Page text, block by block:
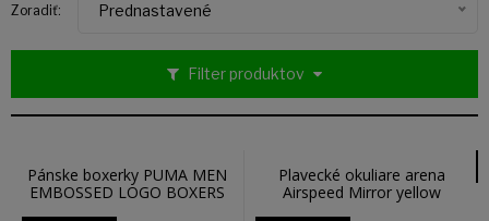
Filter produktov
Zoradiť: Prednastavené
Pánske boxerky PUMA MEN
EMBOSSED LOGO BOXERS
Plavecké okuliare arena
Airspeed Mirror yellow
copper-black 003151200